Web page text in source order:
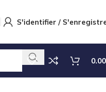
S'identifier /
0.00